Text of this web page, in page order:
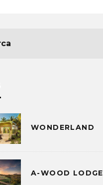
WONDERLAND
A-WOOD LODGE